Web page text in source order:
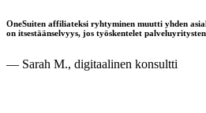
OneSuiten affiliateksi ryhtyminen muutti yhden
on itsestäänselvyys, jos työskentelet
— Sarah M., digitaalinen konsultti